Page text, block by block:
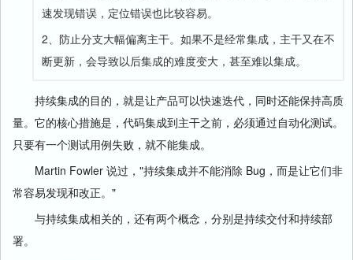
速发现错误，定位错误也比较容易。
2、防止分支大幅偏离主干。如果不是经常集成，主干又在不
断更新，会导致以后集成的难度变大，甚至难以集成。
持续集成的目的，就是让产品可以快速迭代，同时还能保持高质
量。它的核心措施是，代码集成到主干之前，必须通过自动化测试。
只要有一个测试用例失败，就不能集成。
Martin Fowler 说过，"持续集成并不能消除 Bug，而是让它们非
常容易发现和改正。"
与持续集成相关的，还有两个概念，分别是持续交付和持续部
署。